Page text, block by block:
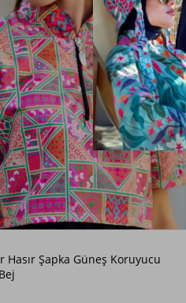
Bej
Hasır Şapka Güneş Koruyucu